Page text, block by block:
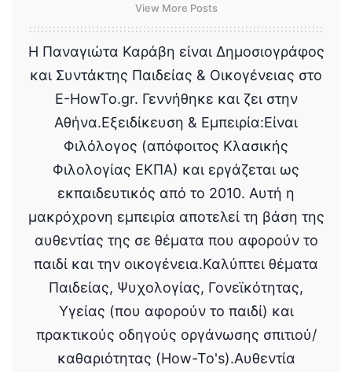
View More Posts
Η Παναγιώτα Καράβη είναι Δημοσιογράφος
και Συντάκτης Παιδείας & Οικογένειας στο
E-HowTo.gr. Γεννήθηκε και ζει στην
Αθήνα.Εξειδίκευση & Εμπειρία:Είναι
Φιλόλογος (απόφοιτος Κλασικής
Φιλολογίας ΕΚΠΑ) και εργάζεται ως
εκπαιδευτικός από το 2010. Αυτή η
μακρόχρονη εμπειρία αποτελεί τη βάση της
αυθεντίας της σε θέματα που αφορούν το
παιδί και την οικογένεια.Καλύπτει θέματα
Παιδείας, Ψυχολογίας, Γονεϊκότητας,
Υγείας (που αφορούν το παιδί) και
πρακτικούς οδηγούς οργάνωσης σπιτιού/
καθαριότητας (How-To's).Αυθεντία